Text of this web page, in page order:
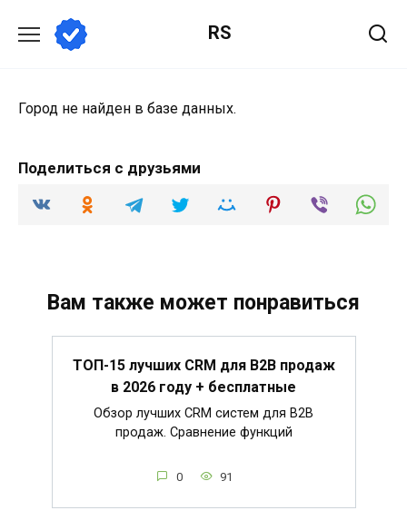
содержанию
RS
Город не найден в базе данных.
Поделиться с друзьями
Вам также может понравиться
ТОП-15 лучших CRM для B2B продаж
в 2026 году + бесплатные
Обзор лучших CRM систем для B2B
продаж. Сравнение функций
0 91